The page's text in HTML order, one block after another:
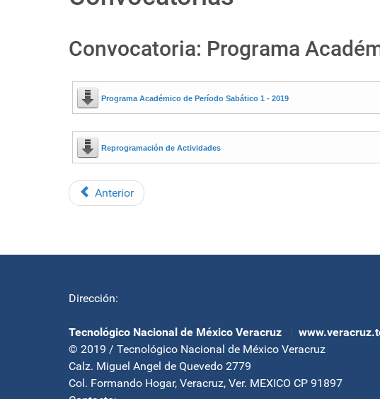
Convocatoria: Programa
Programa Académico de Período Sabático 1 - 2019
Reprogramación de Actividades
Anterior
Dirección:
Tecnológico Nacional de México Veracruz |
© 2019 / Tecnológico Nacional de México Veracruz
Calz. Miguel Angel de Quevedo 2779
Col. Formando Hogar, Veracruz, Ver. MEXICO CP 91897